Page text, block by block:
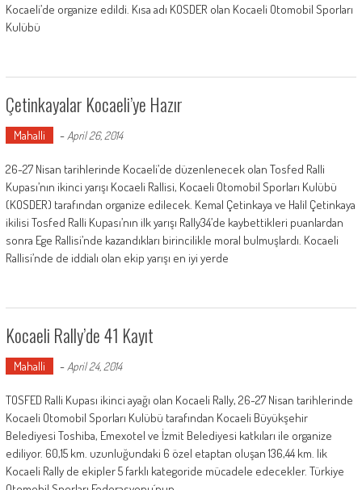
Kocaeli’de organize edildi. Kısa adı KOSDER olan Kocaeli Otomobil Sporları
Kulübü
Çetinkayalar Kocaeli’ye Hazır
Mahalli - April 26, 2014
26-27 Nisan tarihlerinde Kocaeli’de düzenlenecek olan Tosfed Ralli
Kupası’nın ikinci yarışı Kocaeli Rallisi, Kocaeli Otomobil Sporları Kulübü
(KOSDER) tarafından organize edilecek. Kemal Çetinkaya ve Halil Çetinkaya
ikilisi Tosfed Ralli Kupası’nın ilk yarışı Rally34’de kaybettikleri puanlardan
sonra Ege Rallisi’nde kazandıkları birincilikle moral bulmuşlardı. Kocaeli
Rallisi’nde de iddialı olan ekip yarışı en iyi yerde
Kocaeli Rally’de 41 Kayıt
Mahalli - April 24, 2014
TOSFED Ralli Kupası ikinci ayağı olan Kocaeli Rally, 26-27 Nisan tarihlerinde
Kocaeli Otomobil Sporları Kulübü tarafından Kocaeli Büyükşehir
Belediyesi Toshiba, Emexotel ve İzmit Belediyesi katkıları ile organize
ediliyor. 60,15 km. uzunluğundaki 6 özel etaptan oluşan 136,44 km. lik
Kocaeli Rally de ekipler 5 farklı kategoride mücadele edecekler. Türkiye